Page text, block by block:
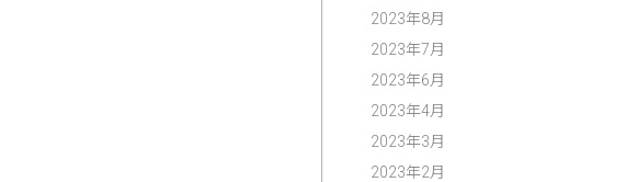
2023年8月
2023年7月
2023年6月
2023年4月
2023年3月
2023年2月